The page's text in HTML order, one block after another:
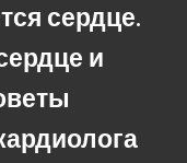
сердце.
и